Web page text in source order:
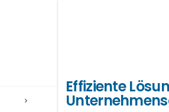
Effiziente